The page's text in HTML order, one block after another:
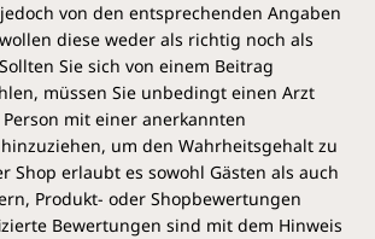
ist ein wunderschönes Buch - für
die gesund schlemmen wollen.
für alle Schokoladenfans - nicht nur
empfehlenswert. Auch als Geschenk
im Fokus
von den entsprechenden Angaben
diese weder als richtig noch als
Sie sich von einem Beitrag
müssen Sie unbedingt einen Arzt
mit einer anerkannten
um den Wahrheitsgehalt zu
Shop erlaubt es sowohl Gästen als auch
Produkt- oder Shopbewertungen
Bewertungen sind mit dem Hinweis